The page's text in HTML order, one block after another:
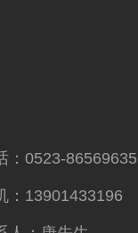
：0523-86569635
：13901433196